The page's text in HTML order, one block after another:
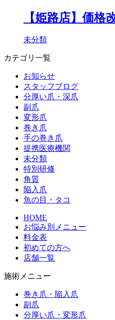
【姫路店】価格
未分類
カテゴリ一覧
お知らせ
スタッフブログ
分厚い爪・深爪
副爪
変形爪
巻き爪
手の巻き爪
提携医療機関
未分類
特別研修
角質
陥入爪
魚の目・タコ
HOME
お悩み別メニュー
料金表
初めての方へ
店舗一覧
施術メニュー
巻き爪・陥入爪
副爪
分厚い爪・変形爪